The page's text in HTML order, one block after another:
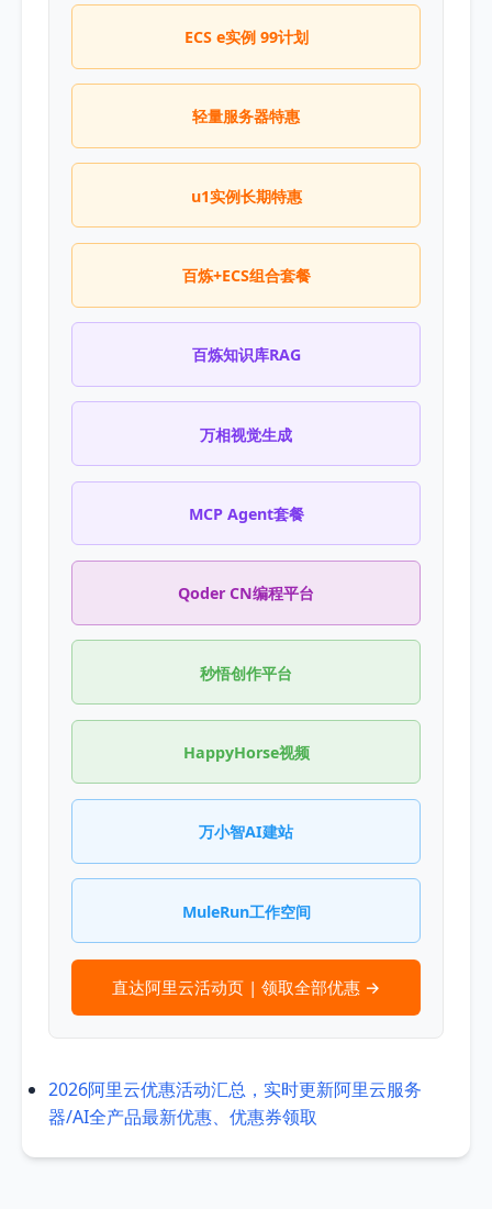
ECS e实例 99计划
轻量服务器特惠
u1实例长期特惠
百炼+ECS组合套餐
百炼知识库RAG
万相视觉生成
MCP Agent套餐
Qoder CN编程平台
秒悟创作平台
HappyHorse视频
万小智AI建站
MuleRun工作空间
直达阿里云活动页 | 领取全部优惠 →
2026阿里云优惠活动汇总，实时更新阿里云服务
器/AI全产品最新优惠、优惠券领取